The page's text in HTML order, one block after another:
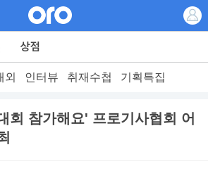
외 인터뷰 취재수첩 기획특집
회 참가해요' 프로기사협회 어